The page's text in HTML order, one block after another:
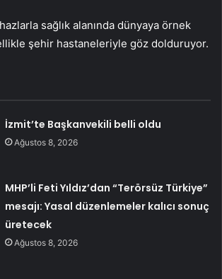
sağlık alanında dünyaya örnek
şehir hastaneleriyle göz dolduruyor.
İzmit’te Başkanvekili belli oldu
Ağustos 8, 2026
MHP’li Feti Yıldız’dan “Terörsüz Türkiye”
mesajı: Yasal düzenlemeler kalıcı sonuç
üretecek
Ağustos 8, 2026